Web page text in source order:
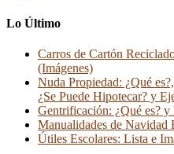
Lo Último
Carros de Cartón
(Imágenes)
Nuda Propiedad: ¿Qué
¿Se Puede Hipotecar? y
Gentrificación: ¿Qué es? y
Manualidades de Navidad
Útiles Escolares: Lista e